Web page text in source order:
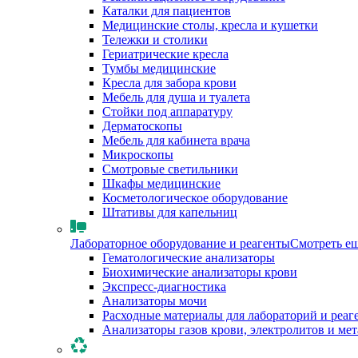
Каталки для пациентов
Медицинские столы, кресла и кушетки
Тележки и столики
Гериатрические кресла
Тумбы медицинские
Кресла для забора крови
Мебель для душа и туалета
Стойки под аппаратуру
Дерматоскопы
Мебель для кабинета врача
Микроскопы
Смотровые светильники
Шкафы медицинские
Косметологическое оборудование
Штативы для капельниц
Лабораторное оборудование и реагентыСмотреть
Гематологические анализаторы
Биохимические анализаторы крови
Экспресс-диагностика
Анализаторы мочи
Расходные материалы для лабораторий и
Анализаторы газов крови, электролитов и